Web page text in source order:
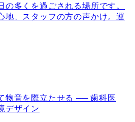
の多くを過ごされる場所です。
地、スタッフの方の声かけ。運
物音を際立たせる ── 歯科医
デザイン